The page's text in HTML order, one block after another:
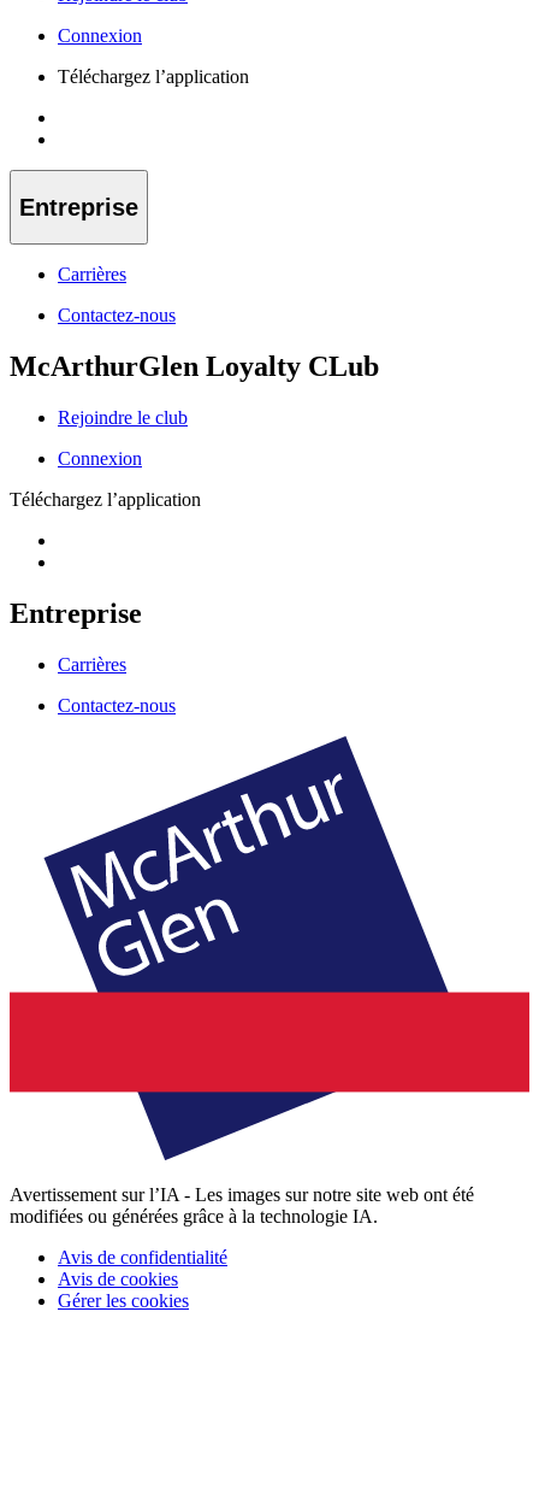
Connexion
Téléchargez l’application
Entreprise
Carrières
Contactez-nous
McArthurGlen Loyalty CLub
Rejoindre le club
Connexion
Téléchargez l’application
Entreprise
Carrières
Contactez-nous
Avertissement sur l’IA - Les images sur notre site web ont été
modifiées ou générées grâce à la technologie IA.
Avis de confidentialité
Avis de cookies
Gérer les cookies